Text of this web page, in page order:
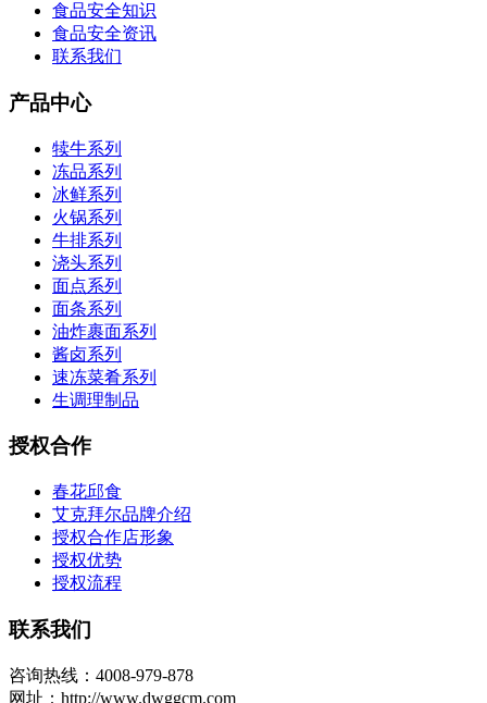
食品安全知识
食品安全资讯
联系我们
产品中心
犊牛系列
冻品系列
冰鲜系列
火锅系列
牛排系列
浇头系列
面点系列
面条系列
油炸裹面系列
酱卤系列
速冻菜肴系列
生调理制品
授权合作
春花邱食
艾克拜尔品牌介绍
授权合作店形象
授权优势
授权流程
联系我们
咨询热线：4008-979-878
网址：http://www.dwggcm.com